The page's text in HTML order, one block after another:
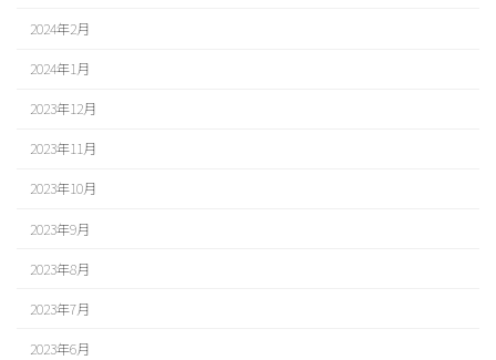
2024年2月
2024年1月
2023年12月
2023年11月
2023年10月
2023年9月
2023年8月
2023年7月
2023年6月